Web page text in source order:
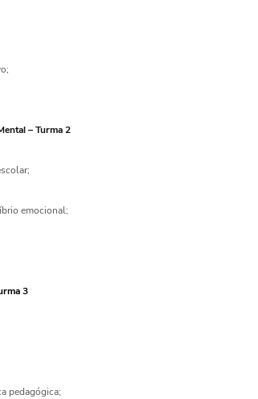
– Turma 2
emocional;
3
pedagógica;